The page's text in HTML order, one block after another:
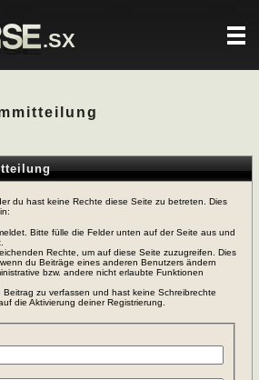
.SX
du hast keine Rechte diese Seite zu betreten. Dies
Bitte fülle die Felder unten auf der Seite aus und
Rechte, um auf diese Seite zuzugreifen. Dies
du Beiträge eines anderen Benutzers ändern
bzw. andere nicht erlaubte Funktionen
Beitrag zu verfassen und hast keine Schreibrechte
die Aktivierung deiner Registrierung.